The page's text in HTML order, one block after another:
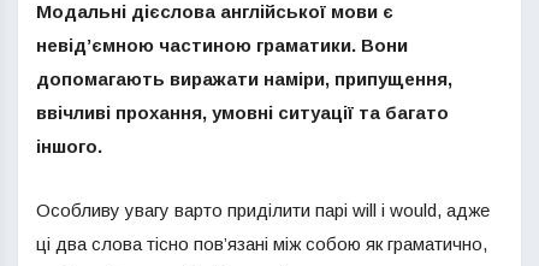
Модальні дієслова англійської мови є
невід’ємною частиною граматики. Вони
допомагають виражати наміри, припущення,
ввічливі прохання, умовні ситуації та багато
іншого.
Особливу увагу варто приділити парі will і would, адже
ці два слова тісно пов’язані між собою як граматично,